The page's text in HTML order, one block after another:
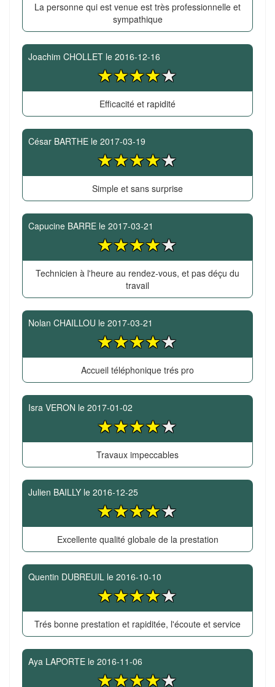
La personne qui est venue est très professionnelle et
sympathique
Joachim CHOLLET le 2016-12-16
Efficacité et rapidité
César BARTHE le 2017-03-19
Simple et sans surprise
Capucine BARRE le 2017-03-21
Technicien à l'heure au rendez-vous, et pas déçu du
travail
Nolan CHAILLOU le 2017-03-21
Accueil téléphonique trés pro
Isra VERON le 2017-01-02
Travaux impeccables
Julien BAILLY le 2016-12-25
Excellente qualité globale de la prestation
Quentin DUBREUIL le 2016-10-10
Trés bonne prestation et rapiditée, l'écoute et service
Aya LAPORTE le 2016-11-06